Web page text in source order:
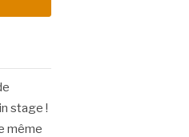
stage !
même